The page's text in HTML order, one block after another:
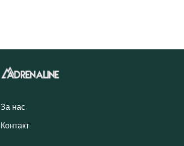
За нас
Контакт